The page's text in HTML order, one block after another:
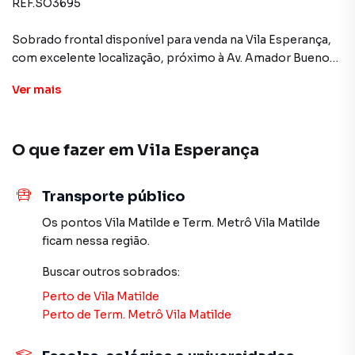
REF.SO3695
Sobrado frontal disponível para venda na Vila Esperança,
com excelente localização, próximo à Av. Amador Bueno
com ótimo padrão construtivo e pronto para
Detalhes do imóvel:
Terreno: 4,20 x 20,00 m
3 suítes
2 a 3 vagas de garagem (amplas)
Cozinha integrada à sala
Área de serviço
Espaço gourmet nos fundos
Documentação regular para financiamento.
Ver mais
O que fazer em Vila Esperança
Transporte público
Os pontos Vila Matilde e Term. Metrô Vila Matilde
ficam nessa região.
Buscar outros sobrados:
Perto de Vila Matilde
Perto de Term. Metrô Vila Matilde